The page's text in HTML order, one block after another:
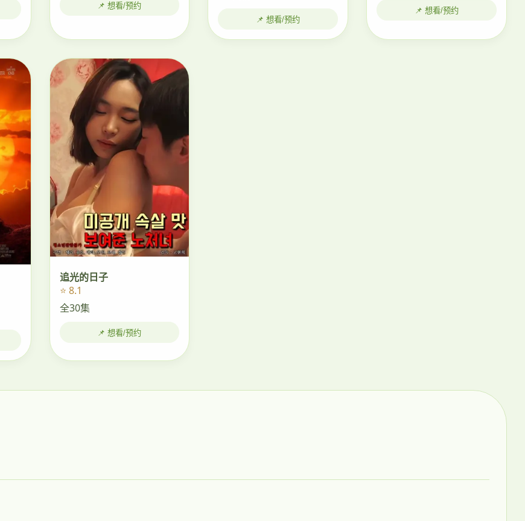
📌 想看/预约
📌 想看/预约
📌 想看/预约
追光的日子
⭐ 8.1
全30集
📌 想看/预约